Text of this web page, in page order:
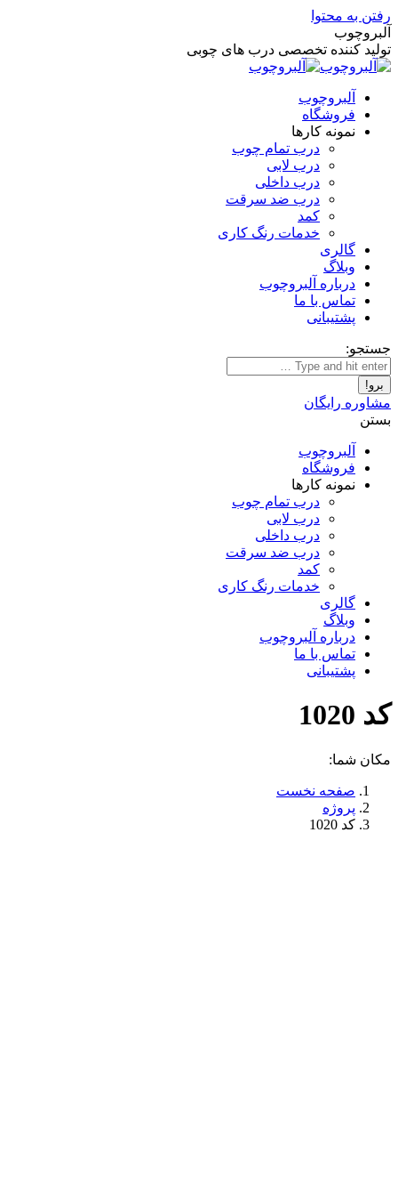
رفتن به محتوا
آلبروچوب
تولید کننده تخصصی درب های چوبی
آلبروچوب
فروشگاه
نمونه کارها
درب تمام چوب
درب لابی
درب داخلی
درب ضد سرقت
کمد
خدمات رنگ کاری
گالری
وبلاگ
درباره آلبروچوب
تماس با ما
پشتیبانی
جستجو:
مشاوره رایگان
بستن
آلبروچوب
فروشگاه
نمونه کارها
درب تمام چوب
درب لابی
درب داخلی
درب ضد سرقت
کمد
خدمات رنگ کاری
گالری
وبلاگ
درباره آلبروچوب
تماس با ما
پشتیبانی
کد 1020
مکان شما:
صفحه نخست
پروژه
کد 1020